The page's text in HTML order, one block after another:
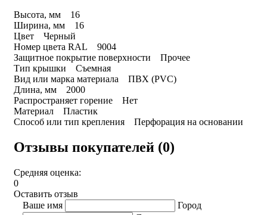
Высота, мм 16
Ширина, мм 16
Цвет Черный
Номер цвета RAL 9004
Защитное покрытие поверхности Прочее
Тип крышки Съемная
Вид или марка материала ПВХ (PVC)
Длина, мм 2000
Распространяет горение Нет
Материал Пластик
Способ или тип крепления Перфорация на основании
Отзывы покупателей (0)
Средняя оценка:
0
Оставить отзыв
Ваше имя
Город